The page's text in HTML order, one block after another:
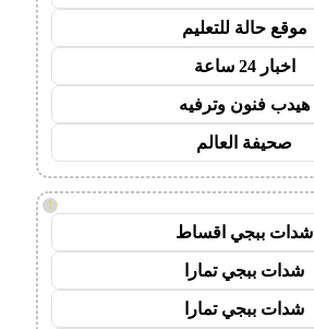
موقع حالة للتعليم
اخبار 24 ساعة
هيدب فنون وترفيه
صحيفة العالم
!
شدات ببجي اقساط
شدات ببجي تمارا
شدات ببجي تمارا